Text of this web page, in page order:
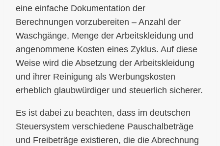
eine einfache Dokumentation der
Berechnungen vorzubereiten – Anzahl der
Waschgänge, Menge der Arbeitskleidung und
angenommene Kosten eines Zyklus. Auf diese
Weise wird die Absetzung der Arbeitskleidung
und ihrer Reinigung als Werbungskosten
erheblich glaubwürdiger und steuerlich sicherer.
Es ist dabei zu beachten, dass im deutschen
Steuersystem verschiedene Pauschalbeträge
und Freibeträge existieren, die die Abrechnung